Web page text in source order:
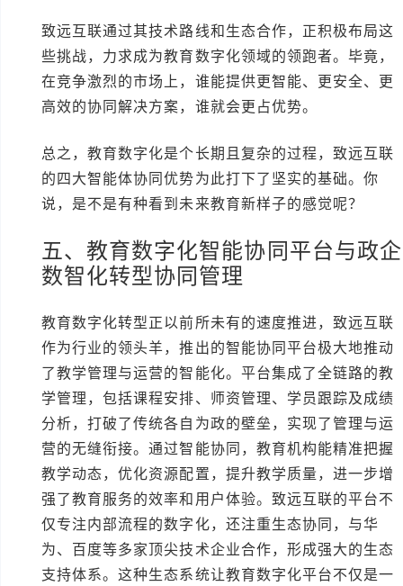
致远互联通过其技术路线和生态合作，正积极布局这
些挑战，力求成为教育数字化领域的领跑者。毕竟，
在竞争激烈的市场上，谁能提供更智能、更安全、更
高效的协同解决方案，谁就会更占优势。
总之，教育数字化是个长期且复杂的过程，致远互联
的四大智能体协同优势为此打下了坚实的基础。你
说，是不是有种看到未来教育新样子的感觉呢？
五、教育数字化智能协同平台与政企
数智化转型协同管理
教育数字化转型正以前所未有的速度推进，致远互联
作为行业的领头羊，推出的智能协同平台极大地推动
了教学管理与运营的智能化。平台集成了全链路的教
学管理，包括课程安排、师资管理、学员跟踪及成绩
分析，打破了传统各自为政的壁垒，实现了管理与运
营的无缝衔接。通过智能协同，教育机构能精准把握
教学动态，优化资源配置，提升教学质量，进一步增
强了教育服务的效率和用户体验。致远互联的平台不
仅专注内部流程的数字化，还注重生态协同，与华
为、百度等多家顶尖技术企业合作，形成强大的生态
支持体系。这种生态系统让教育数字化平台不仅是一